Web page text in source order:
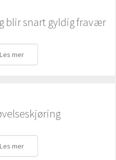
blir snart gyldig fravær
Les mer
Les mer